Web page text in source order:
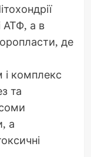
АТФ, а в
де
комплекс
та
а